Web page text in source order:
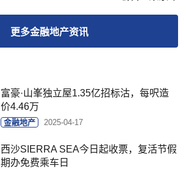
更多金融地产资讯
富豪·山峯独立屋1.35亿招标沽，每呎造
价4.46万
金融地产 2025-04-17
西沙SIERRA SEA今日起收票，复活节假
期办免费乘车日